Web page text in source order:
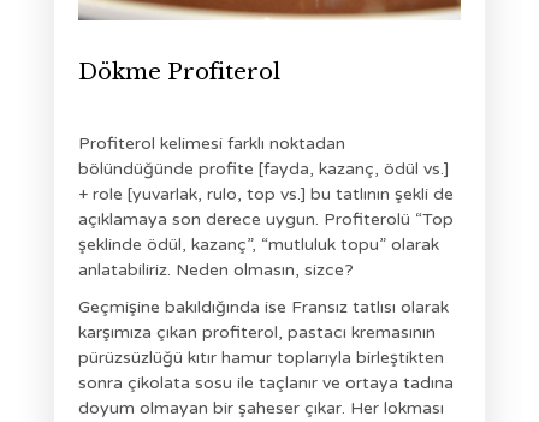
Dökme Profiterol
Profiterol kelimesi farklı noktadan
bölündüğünde profite [fayda, kazanç, ödül vs.]
+ role [yuvarlak, rulo, top vs.] bu tatlının şekli de
açıklamaya son derece uygun. Profiterolü “Top
şeklinde ödül, kazanç”, “mutluluk topu” olarak
anlatabiliriz. Neden olmasın, sizce?
Geçmişine bakıldığında ise Fransız tatlısı olarak
karşımıza çıkan profiterol, pastacı kremasının
pürüzsüzlüğü kıtır hamur toplarıyla birleştikten
sonra çikolata sosu ile taçlanır ve ortaya tadına
doyum olmayan bir şaheser çıkar. Her lokması